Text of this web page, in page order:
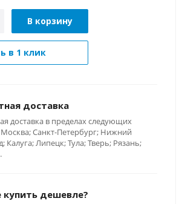
В корзину
в 1 клик
доставка
доставка в пределах следующих
Санкт-Петербург; Нижний
Калуга; Липецк; Тула; Тверь; Рязань;
купить дешевле?